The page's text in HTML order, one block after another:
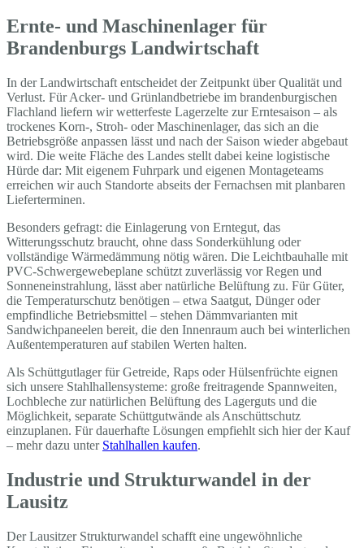
Ernte- und Maschinenlager für
Brandenburgs Landwirtschaft
In der Landwirtschaft entscheidet der Zeitpunkt über Qualität und
Verlust. Für Acker- und Grünlandbetriebe im brandenburgischen
Flachland liefern wir wetterfeste Lagerzelte zur Erntesaison – als
trockenes Korn-, Stroh- oder Maschinenlager, das sich an die
Betriebsgröße anpassen lässt und nach der Saison wieder abgebaut
wird. Die weite Fläche des Landes stellt dabei keine logistische
Hürde dar: Mit eigenem Fuhrpark und eigenen Montageteams
erreichen wir auch Standorte abseits der Fernachsen mit planbaren
Lieferterminen.
Besonders gefragt: die Einlagerung von Erntegut, das
Witterungsschutz braucht, ohne dass Sonderkühlung oder
vollständige Wärmedämmung nötig wären. Die Leichtbauhalle mit
PVC-Schwergewebeplane schützt zuverlässig vor Regen und
Sonneneinstrahlung, lässt aber natürliche Belüftung zu. Für Güter,
die Temperaturschutz benötigen – etwa Saatgut, Dünger oder
empfindliche Betriebsmittel – stehen Dämmvarianten mit
Sandwichpaneelen bereit, die den Innenraum auch bei winterlichen
Außentemperaturen auf stabilen Werten halten.
Als Schüttgutlager für Getreide, Raps oder Hülsenfrüchte eignen
sich unsere Stahlhallensysteme: große freitragende Spannweiten,
Lochbleche zur natürlichen Belüftung des Lagerguts und die
Möglichkeit, separate Schüttgutwände als Anschüttschutz
einzuplanen. Für dauerhafte Lösungen empfiehlt sich hier der Kauf
– mehr dazu unter Stahlhallen kaufen.
Industrie und Strukturwandel in der
Lausitz
Der Lausitzer Strukturwandel schafft eine ungewöhnliche